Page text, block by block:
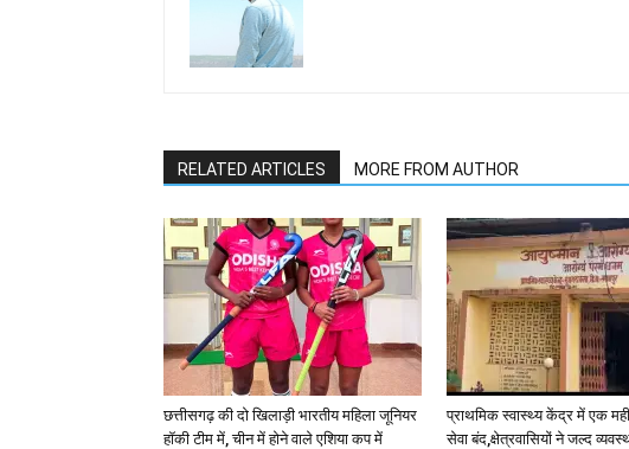
RELATED ARTICLES MORE FROM AUTHOR
छत्तीसगढ़ की दो खिलाड़ी भारतीय महिला जूनियर
हॉकी टीम में, चीन में होने वाले एशिया कप में
प्राथमिक स्वास्थ्य केंद्र में एक
सेवा बंद,क्षेत्रवासियों ने जल्द